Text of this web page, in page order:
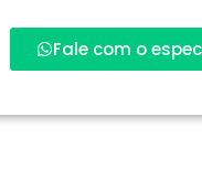
Fale com o